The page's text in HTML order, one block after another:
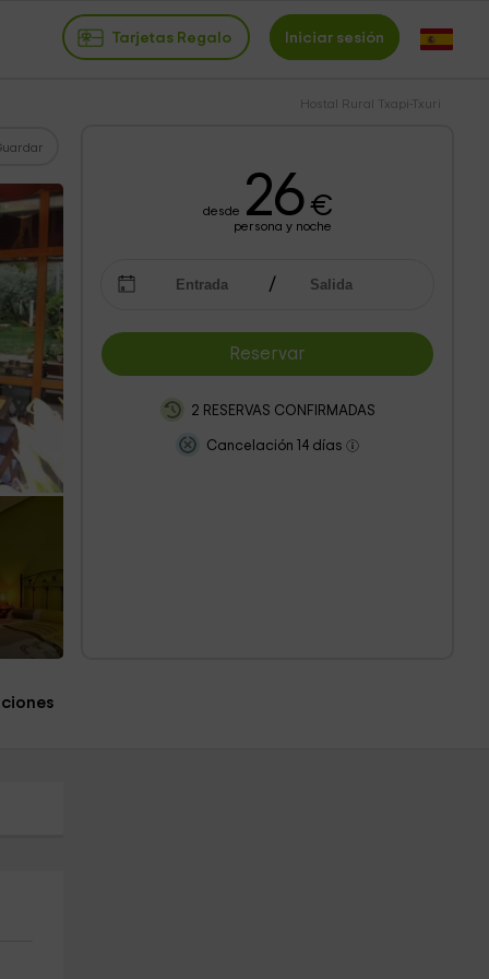
Tarjetas Regalo Iniciar sesión
Hostal Rural Txapi-Txuri
desde 26€
persona y noche
Reservar
2 RESERVAS CONFIRMADAS
Cancelación 14 días